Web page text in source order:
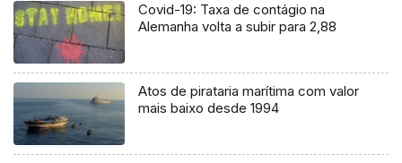
Covid-19: Taxa de contágio na
Alemanha volta a subir para 2,88
Atos de pirataria marítima com valor
mais baixo desde 1994